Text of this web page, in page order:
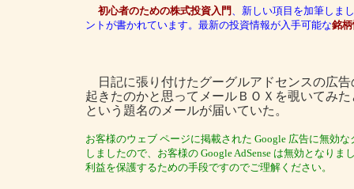
初心者のための株式投資入門 、新しい項目を加筆しま
ントが書かれています。最新の投資情報が入手可能な銘
日記に張り付けたグーグルアドセンスの広
起きたのかと思ってメールＢＯＸを覗いてみ
という題名のメールが届いていた。
お客様のウェブ ページに掲載された Google 広告に無効
しましたので、お客様の Google AdSense は無効となりま
利益を保護するための手段ですのでご理解ください。